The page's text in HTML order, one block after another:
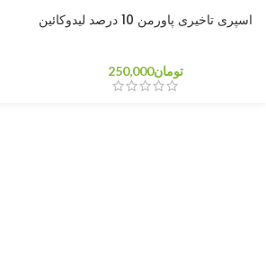
اسپری تاخیری پاورمن 10 درصد لیدوکائین
تومان250,000